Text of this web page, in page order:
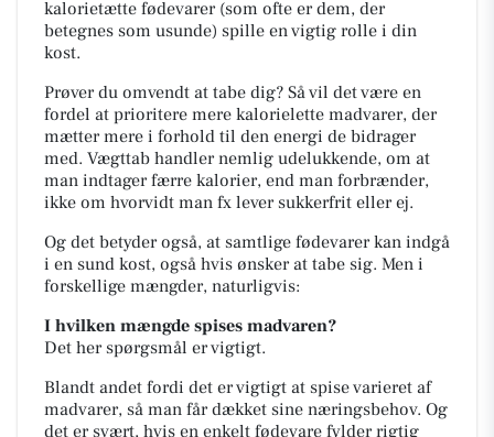
kalorietætte fødevarer (som ofte er dem, der
betegnes som usunde) spille en vigtig rolle i din
kost.
Prøver du omvendt at tabe dig? Så vil det være en
fordel at prioritere mere kalorielette madvarer, der
mætter mere i forhold til den energi de bidrager
med. Vægttab handler nemlig udelukkende, om at
man indtager færre kalorier, end man forbrænder,
ikke om hvorvidt man fx lever sukkerfrit eller ej.
Og det betyder også, at samtlige fødevarer kan indgå
i en sund kost, også hvis ønsker at tabe sig. Men i
forskellige mængder, naturligvis:
I hvilken mængde spises madvaren?
Det her spørgsmål er vigtigt.
Blandt andet fordi det er vigtigt at spise varieret af
madvarer, så man får dækket sine næringsbehov. Og
det er svært, hvis en enkelt fødevare fylder rigtig